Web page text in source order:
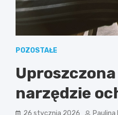
POZOSTAŁE
narzędzie
26 stycznia 2026